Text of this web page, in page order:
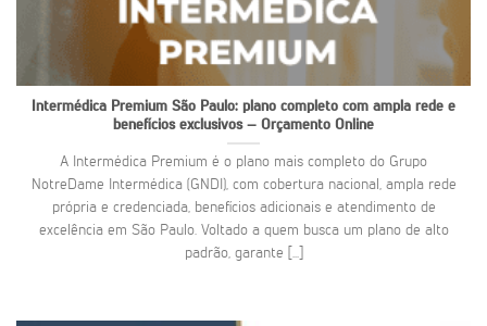
Intermédica Premium São Paulo: plano completo com ampla rede e
benefícios exclusivos – Orçamento Online
A Intermédica Premium é o plano mais completo do Grupo
NotreDame Intermédica (GNDI), com cobertura nacional, ampla rede
própria e credenciada, benefícios adicionais e atendimento de
excelência em São Paulo. Voltado a quem busca um plano de alto
padrão, garante [...]